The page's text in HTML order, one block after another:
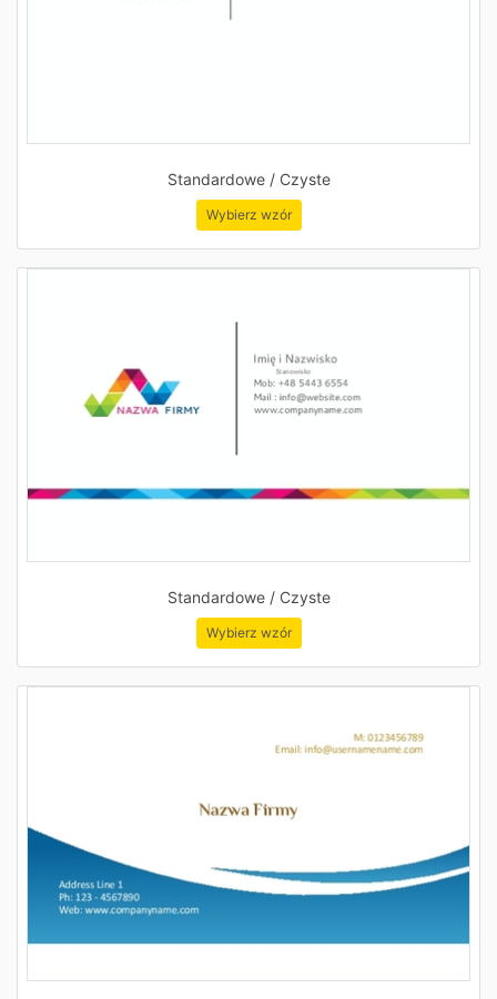
Standardowe / Czyste
Wybierz wzór
Standardowe / Czyste
Wybierz wzór